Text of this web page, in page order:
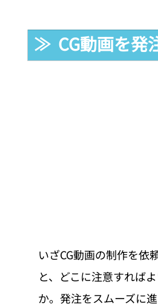
≫  CG動画を発
いざCG動画の制作を依
と、どこに注意すれば
か。発注をスムーズに